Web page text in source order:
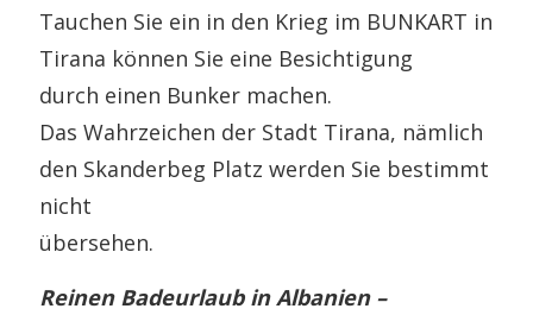
Tauchen Sie ein in den Krieg im BUNKART in
Tirana können Sie eine Besichtigung
durch einen Bunker machen.
Das Wahrzeichen der Stadt Tirana, nämlich
den Skanderbeg Platz werden Sie bestimmt
nicht
übersehen.
Reinen Badeurlaub in Albanien –